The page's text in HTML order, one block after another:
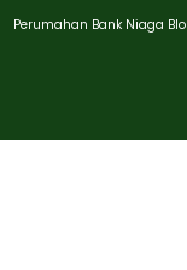
Perumahan Bank Niaga